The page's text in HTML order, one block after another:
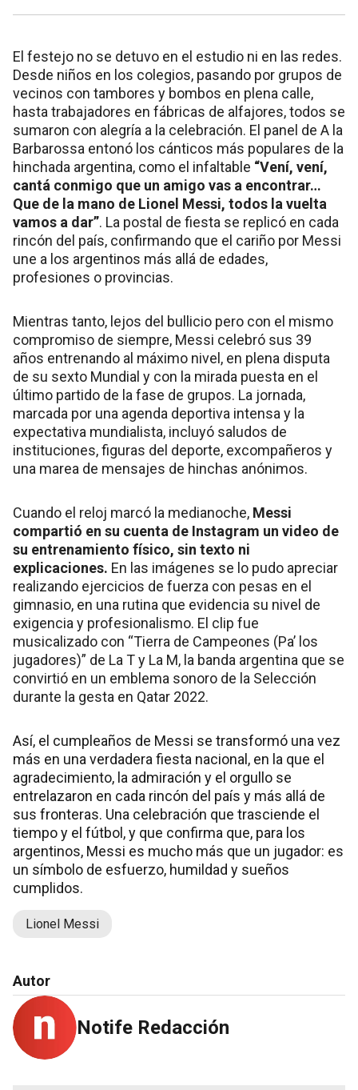
El festejo no se detuvo en el estudio ni en las redes.
Desde niños en los colegios, pasando por grupos de
vecinos con tambores y bombos en plena calle,
hasta trabajadores en fábricas de alfajores, todos se
sumaron con alegría a la celebración. El panel de A la
Barbarossa entonó los cánticos más populares de la
hinchada argentina, como el infaltable “Vení, vení,
cantá conmigo que un amigo vas a encontrar…
Que de la mano de Lionel Messi, todos la vuelta
vamos a dar”. La postal de fiesta se replicó en cada
rincón del país, confirmando que el cariño por Messi
une a los argentinos más allá de edades,
profesiones o provincias.
Mientras tanto, lejos del bullicio pero con el mismo
compromiso de siempre, Messi celebró sus 39
años entrenando al máximo nivel, en plena disputa
de su sexto Mundial y con la mirada puesta en el
último partido de la fase de grupos. La jornada,
marcada por una agenda deportiva intensa y la
expectativa mundialista, incluyó saludos de
instituciones, figuras del deporte, excompañeros y
una marea de mensajes de hinchas anónimos.
Cuando el reloj marcó la medianoche, Messi
compartió en su cuenta de Instagram un video de
su entrenamiento físico, sin texto ni
explicaciones. En las imágenes se lo pudo apreciar
realizando ejercicios de fuerza con pesas en el
gimnasio, en una rutina que evidencia su nivel de
exigencia y profesionalismo. El clip fue
musicalizado con “Tierra de Campeones (Pa’ los
jugadores)” de La T y La M, la banda argentina que se
convirtió en un emblema sonoro de la Selección
durante la gesta en Qatar 2022.
Así, el cumpleaños de Messi se transformó una vez
más en una verdadera fiesta nacional, en la que el
agradecimiento, la admiración y el orgullo se
entrelazaron en cada rincón del país y más allá de
sus fronteras. Una celebración que trasciende el
tiempo y el fútbol, y que confirma que, para los
argentinos, Messi es mucho más que un jugador: es
un símbolo de esfuerzo, humildad y sueños
cumplidos.
Lionel Messi
Autor
Notife Redacción